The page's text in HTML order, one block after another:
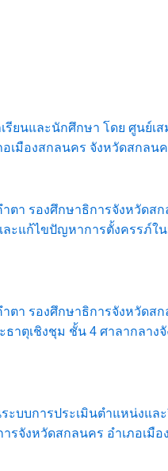
ยนและนักศึกษา โดย ศูนย์เ
เมืองสกลนคร จังหวัดสกลน
ตา รองศึกษาธิการจังหวัดส
แก้ไขปัญหาการตั้งครรภ์ใ
ตา รองศึกษาธิการจังหวัด
ตุเชิงชุม ชั้น 4 ศาลากลาง
บบการประเมินตำแหน่งแล
จังหวัดสกลนคร อำเภอเมื